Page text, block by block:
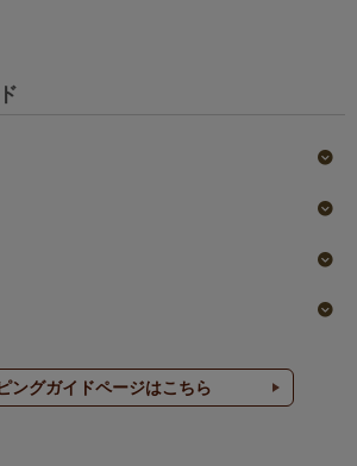
ングガイドページはこちら